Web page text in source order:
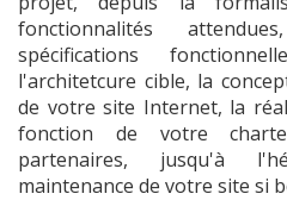
fonctionnalités
spécifications
l'architetcure cible, la
de votre site Internet, la
fonction de votre
partenaires, jusqu'à
maintenance de votre site si